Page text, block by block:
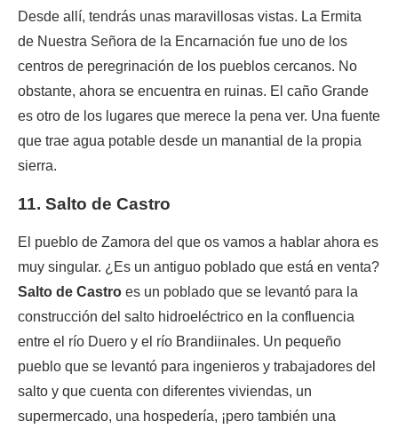
Desde allí, tendrás unas maravillosas vistas. La Ermita
de Nuestra Señora de la Encarnación fue uno de los
centros de peregrinación de los pueblos cercanos. No
obstante, ahora se encuentra en ruinas. El caño Grande
es otro de los lugares que merece la pena ver. Una fuente
que trae agua potable desde un manantial de la propia
sierra.
11. Salto de Castro
El pueblo de Zamora del que os vamos a hablar ahora es
muy singular. ¿Es un antiguo poblado que está en venta?
Salto de Castro es un poblado que se levantó para la
construcción del salto hidroeléctrico en la confluencia
entre el río Duero y el río Brandiinales. Un pequeño
pueblo que se levantó para ingenieros y trabajadores del
salto y que cuenta con diferentes viviendas, un
supermercado, una hospedería, ¡pero también una